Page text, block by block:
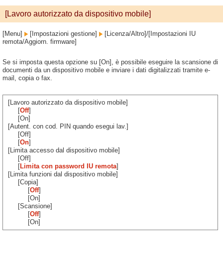
[Lavoro autorizzato da dispositivo mobile]
[Menu] [Impostazioni gestione]
[Licenza/Altro]/[Impostazioni IU
remota/Aggiorn. firmware]
Se si imposta questa opzione su [On], è possibile eseguire la scansione di
documenti da un dispositivo mobile e inviare i dati digitalizzati tramite e-
mail, copia o fax.
[Lavoro autorizzato da dispositivo mobile]
[Off]
[On]
[Autent. con cod. PIN quando esegui lav.]
[Off]
[On]
[Limita accesso dal dispositivo mobile]
[Off]
[Limita con password IU remota]
[Limita funzioni dal dispositivo mobile]
[Copia]
[Off]
[On]
[Scansione]
[Off]
[On]